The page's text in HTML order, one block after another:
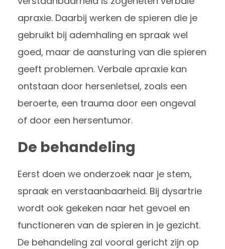
apraxie. Daarbij werken de spieren die je
gebruikt bij ademhaling en spraak wel
goed, maar de aansturing van die spieren
geeft problemen. Verbale apraxie kan
ontstaan door hersenletsel, zoals een
beroerte, een trauma door een ongeval
of door een hersentumor.
De behandeling
Eerst doen we onderzoek naar je stem,
spraak en verstaanbaarheid. Bij dysartrie
wordt ook gekeken naar het gevoel en
functioneren van de spieren in je gezicht.
De behandeling zal vooral gericht zijn op